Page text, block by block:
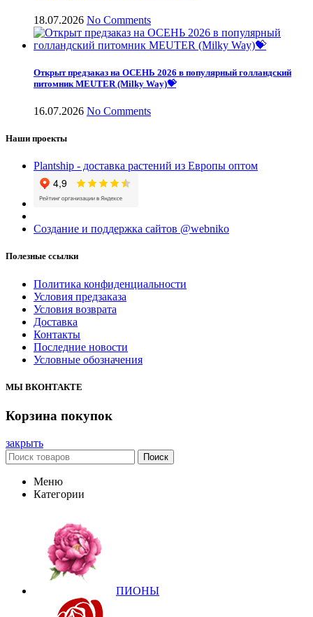
18.07.2026 No Comments
Открыт предзаказ на ОСЕНЬ 2026 в популярный голландский
питомник MEUTER (Milky Way)💝
16.07.2026 No Comments
Наши проекты
Plantship - доставка растений из Европы оптом
Создание и поддержка сайтов @webniko
Полезные ссылки
Политика конфиденциальности
Условия предзаказа
Условия возврата
Доставка
Контакты
Последние новости
Условные обозначения
МЫ ВКОНТАКТЕ
Корзина покупок
закрыть
Поиск
Меню
Категории
ПИОНЫ